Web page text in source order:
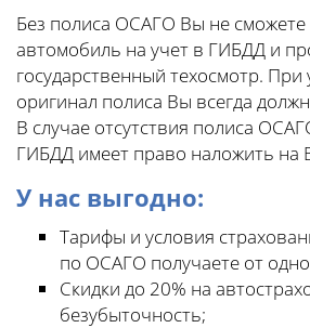
Без полиса ОСАГО Вы не сможете
автомобиль на учет в ГИБДД и
государственный техосмотр.
оригинал полиса Вы всегда
В случае отсутствия полиса
ГИБДД имеет право наложить на
У нас выгодно:
Тарифы и условия
по ОСАГО получаете от
Скидки до 20% на
безубыточность;